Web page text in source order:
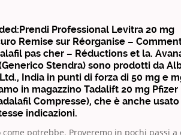
Professional Levitra 20 mg
Remise sur Réorganise –
pas cher – Réductions et la.
Stendra) sono prodotti da
India in punti di forza di 50 mg e
in magazzino Tadalift 20 mg Pfizer
Compresse), che è anche
indicazioni.
potrebbe. Proveremo in pochi passi a